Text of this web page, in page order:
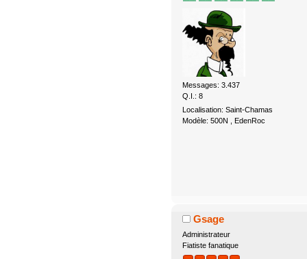
Messages: 3.437
Q.I.: 8
Localisation: Saint-Chamas
Modèle: 500N , EdenRoc
Gsage
Administrateur
Fiatiste fanatique